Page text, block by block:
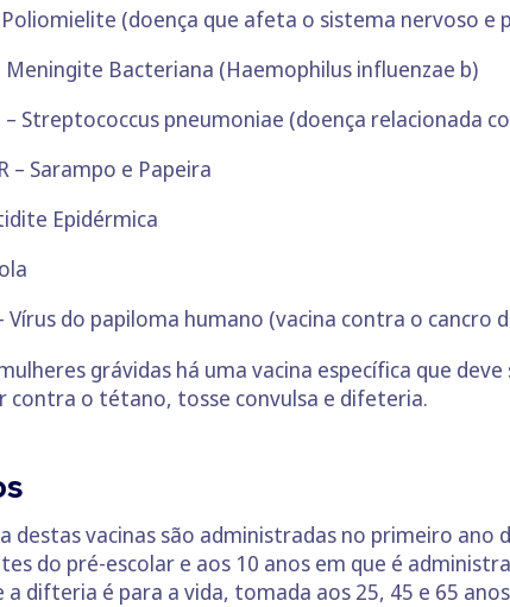
Poliomielite (doença que afeta o sistema nervoso e
Meningite Bacteriana (Haemophilus influenzae b)
– Streptococcus pneumoniae (doença relacionada
– Sarampo e Papeira
Epidérmica
Vírus do papiloma humano (vacina contra o cancro
grávidas há uma vacina específica que
contra o tétano, tosse convulsa e difeteria.
destas vacinas são administradas no primeiro
do pré-escolar e aos 10 anos em que é
difteria é para a vida, tomada aos 25, 45 e 65